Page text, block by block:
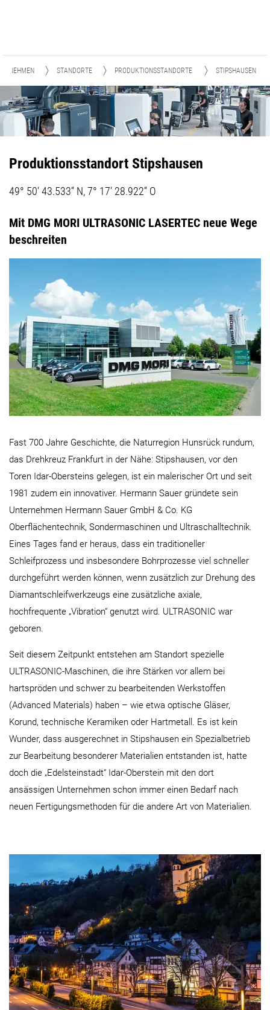
STANDORTE PRODUKTIONSSTANDORTE STIPSHAUSEN
Produktionsstandort Stipshausen
49° 50‘ 43.533“ N, 7° 17‘ 28.922“ O
Mit DMG MORI ULTRASONIC LASERTEC neue Wege
beschreiten
Fast 700 Jahre Geschichte, die Naturregion Hunsrück rundum,
das Drehkreuz Frankfurt in der Nähe: Stipshausen, vor den
Toren Idar-Obersteins gelegen, ist ein malerischer Ort und seit
1981 zudem ein innovativer. Hermann Sauer gründete sein
Unternehmen Hermann Sauer GmbH & Co. KG
Oberflächentechnik, Sondermaschinen und Ultraschalltechnik.
Eines Tages fand er heraus, dass ein traditioneller
Schleifprozess und insbesondere Bohrprozesse viel schneller
durchgeführt werden können, wenn zusätzlich zur Drehung des
Diamantschleifwerkzeugs eine zusätzliche axiale,
hochfrequente „Vibration“ genutzt wird. ULTRASONIC war
geboren.
Seit diesem Zeitpunkt entstehen am Standort spezielle
ULTRASONIC-Maschinen, die ihre Stärken vor allem bei
hartspröden und schwer zu bearbeitenden Werkstoffen
(Advanced Materials) haben – wie etwa optische Gläser,
Korund, technische Keramiken oder Hartmetall. Es ist kein
Wunder, dass ausgerechnet in Stipshausen ein Spezialbetrieb
zur Bearbeitung besonderer Materialien entstanden ist, hatte
doch die „Edelsteinstadt“ Idar-Oberstein mit den dort
ansässigen Unternehmen schon immer einen Bedarf nach
neuen Fertigungsmethoden für die andere Art von Materialien.